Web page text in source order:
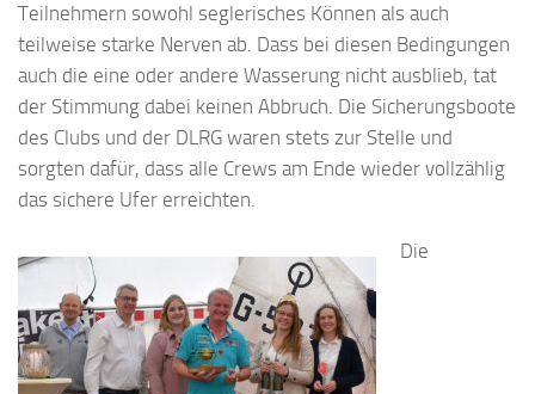
Teilnehmern sowohl seglerisches Können als auch
teilweise starke Nerven ab. Dass bei diesen Bedingungen
auch die eine oder andere Wasserung nicht ausblieb, tat
der Stimmung dabei keinen Abbruch. Die Sicherungsboote
des Clubs und der DLRG waren stets zur Stelle und
sorgten dafür, dass alle Crews am Ende wieder vollzählig
das sichere Ufer erreichten.
Die